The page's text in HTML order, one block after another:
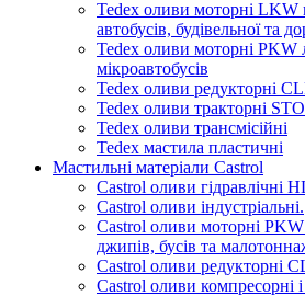
Tedex оливи моторні LKW
автобусів, будівельної та
Tedex оливи моторні PKW
мікроавтобусів
Tedex оливи редукторні
Tedex оливи тракторні
Tedex оливи трансмісійні
Tedex мастила пластичні
Мастильні матеріали Castrol
Castrol оливи гідравлічні
Castrol оливи індустріальні.
Castrol оливи моторні PKW
джипів, бусів та
Castrol оливи редукторні
Castrol оливи компресорні